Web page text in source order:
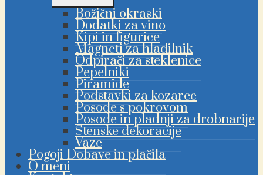
MENIJA
Božični okraski
Dodatki za vino
Kipi in figurice
Magneti za hladilnik
Odpirači za steklenice
Pepelniki
Piramide
Podstavki za kozarce
Posode s pokrovom
Posode in pladnji za drobnarije
Stenske dekoracije
Vaze
Pogoji Dobave in plačila
O meni